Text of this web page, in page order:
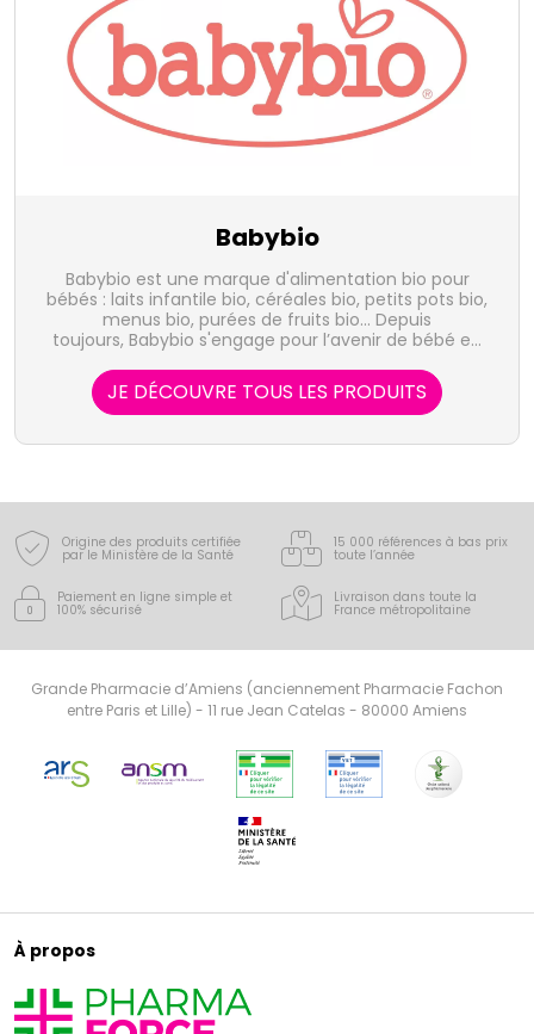
Babybio
Babybio est une marque d'alimentation bio pour
bébés : laits infantile bio, céréales bio, petits pots bio,
menus bio, purées de fruits bio... Depuis
toujours, Babybio s'engage pour l’avenir de bébé en
respectueuse de l’environnement par l’utilisation
d’ingrédients bio, avec des recettes proches du fait
maison.
JE DÉCOUVRE TOUS LES PRODUITS
Origine des produits certifiée
par le Ministère de la Santé
15 000 références à bas prix
toute l’année
Paiement en ligne simple et
100% sécurisé
Livraison dans toute la
France métropolitaine
Grande Pharmacie d’Amiens (anciennement Pharmacie Fachon
entre Paris et Lille) - 11 rue Jean Catelas - 80000 Amiens
À propos